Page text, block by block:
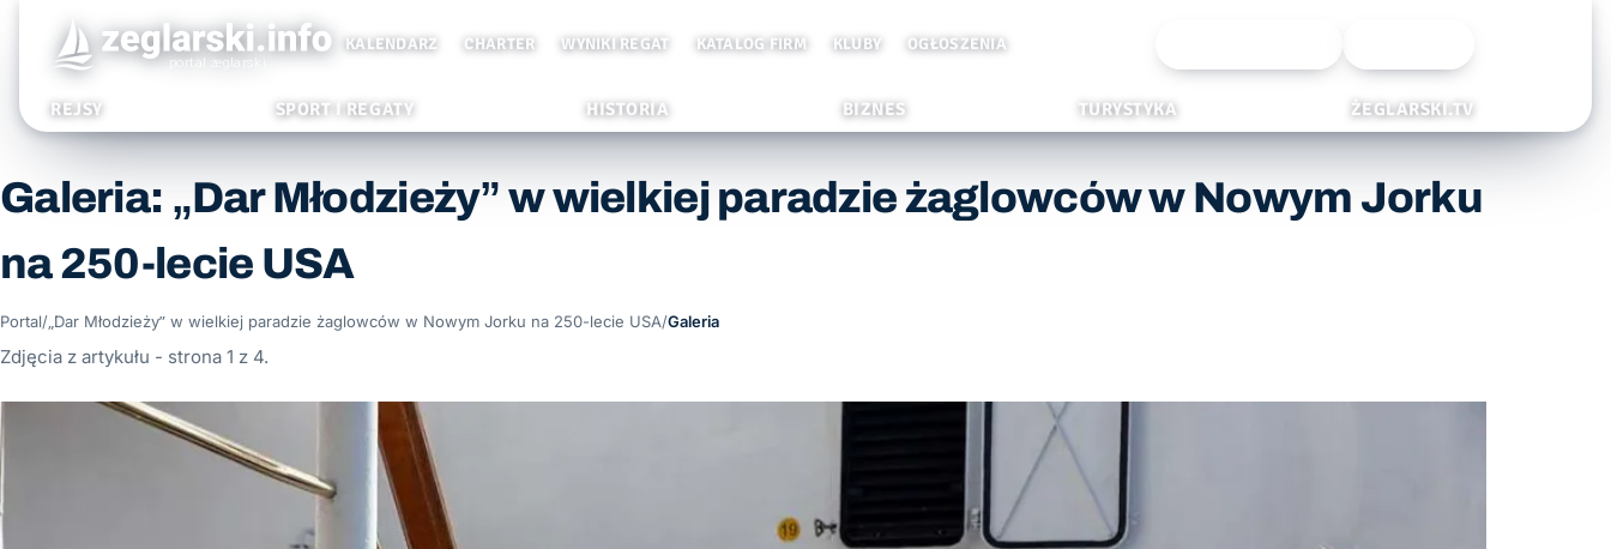
KALENDARZ CHARTER WYNIKI REGAT KATALOG FIRM KLUBY OGŁOSZENIA
REJSY SPORT I REGATY HISTORIA BIZNES TURYSTYKA ŻEGLARSKI.TV
Galeria: „Dar Młodzieży” w wielkiej paradzie żaglowców w Nowym Jorku
na 250-lecie USA
Portal/ „Dar Młodzieży” w wielkiej paradzie żaglowców w Nowym Jorku na 250-lecie USA/Galeria
Zdjęcia z artykułu - strona 1 z 4.